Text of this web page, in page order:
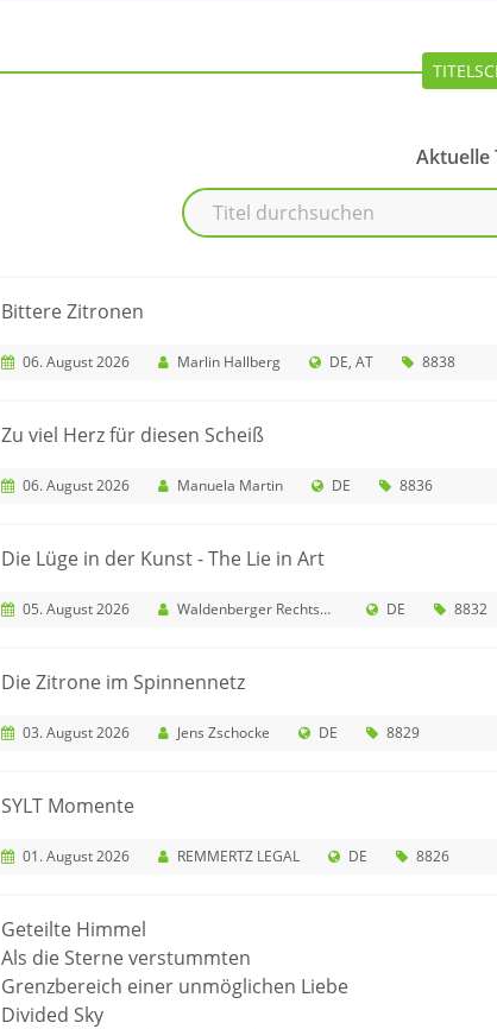
Aktuelle
Bittere Zitronen
06. August 2026 Marlin Hallberg DE AT 8838
Zu viel Herz für diesen Scheiß
06. August 2026 Manuela Martin DE 8836
Die Lüge in der Kunst - The Lie in Art
05. August 2026 Waldenberger Rechtsanwälte Partnerschaft von Rechtsanwälten mbB DE 8832
Die Zitrone im Spinnennetz
03. August 2026 Jens Zschocke DE 8829
SYLT Momente
01. August 2026 REMMERTZ LEGAL DE 8826
Geteilte Himmel
Als die Sterne verstummten
Grenzbereich einer unmöglichen Liebe
Divided Sky